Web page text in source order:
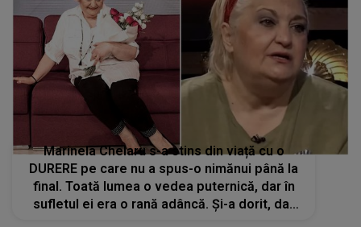
Marinela Chelaru s-a stins din viață cu o
DURERE pe care nu a spus-o nimănui până la
final. Toată lumea o vedea puternică, dar în
sufletul ei era o rană adâncă. Și-a dorit, dar